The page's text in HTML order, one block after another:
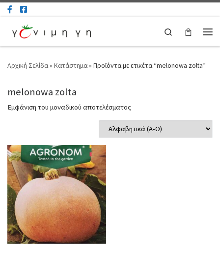
Μετάβαση στο περιεχόμενο
Search
Αρχική Σελίδα» Κατάστημα» Προϊόντα με ετικέτα “melonowa zolta”
melonowa zolta
Εμφάνιση του μοναδικού αποτελέσματος